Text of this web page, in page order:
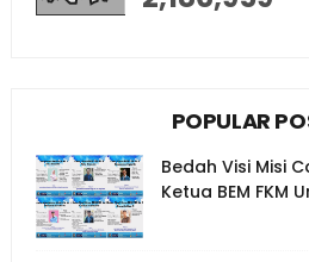
POPULAR
Bedah Visi Misi
Ketua BEM FKM